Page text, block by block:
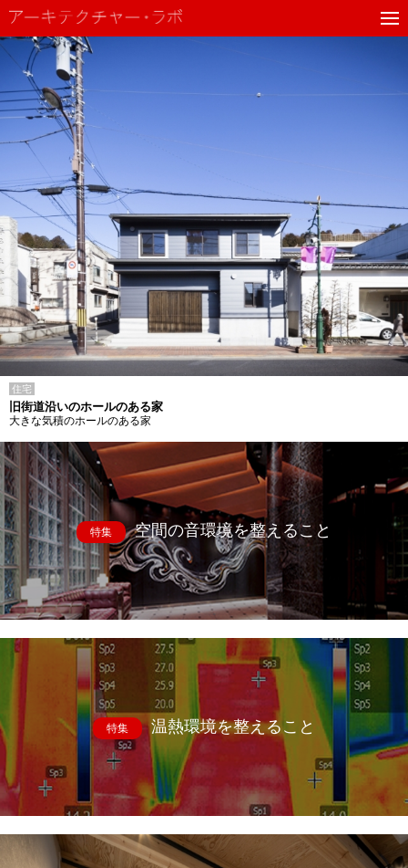
住宅
旧街道沿いのホールのある家
大きな気積のホールのある家
特集 空間の音環境を整えること
特集 温熱環境を整えること